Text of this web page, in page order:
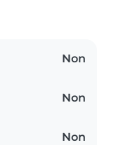
Non
Non
Non